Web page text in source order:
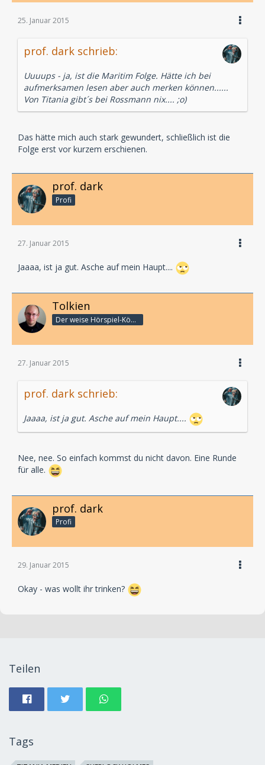
25. Januar 2015
prof. dark schrieb:
Uuuups - ja, ist die Maritim Folge. Hätte ich bei
aufmerksamen lesen aber auch merken können......
Von Titania gibt´s bei Rossmann nix.... ;o)
Das hätte mich auch stark gewundert, schließlich ist die
Folge erst vor kurzem erschienen.
prof. dark
Profi
27. Januar 2015
Jaaaa, ist ja gut. Asche auf mein Haupt....
Tolkien
Der weise Hörspiel-König
27. Januar 2015
prof. dark schrieb:
Jaaaa, ist ja gut. Asche auf mein Haupt....
Nee, nee. So einfach kommst du nicht davon. Eine Runde
für alle.
prof. dark
Profi
29. Januar 2015
Okay - was wollt ihr trinken?
Teilen
Tags